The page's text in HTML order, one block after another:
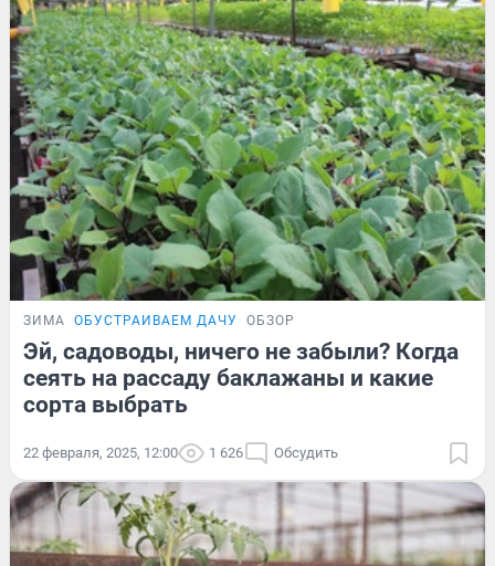
ЗИМА ОБУСТРАИВАЕМ ДАЧУ ОБЗОР
Эй, садоводы, ничего не забыли? Когда
сеять на рассаду баклажаны и какие
сорта выбрать
22 февраля, 2025, 12:00 1 626 Обсудить